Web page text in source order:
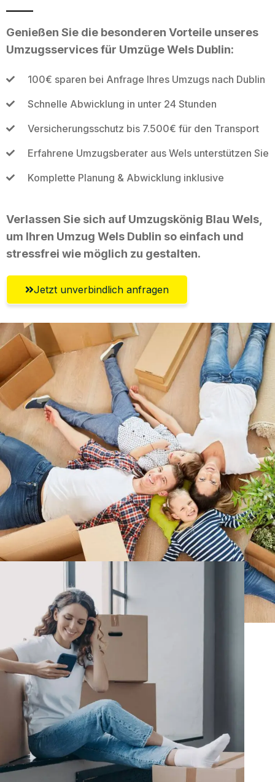
Genießen Sie die besonderen Vorteile unseres
Umzugsservices für Umzüge Wels Dublin:
100€ sparen bei Anfrage Ihres Umzugs nach Dublin
Schnelle Abwicklung in unter 24 Stunden
Versicherungsschutz bis 7.500€ für den Transport
Erfahrene Umzugsberater aus Wels unterstützen Sie
Komplette Planung & Abwicklung inklusive
Verlassen Sie sich auf Umzugskönig Blau Wels,
um Ihren Umzug Wels Dublin so einfach und
stressfrei wie möglich zu gestalten.
Jetzt unverbindlich anfragen